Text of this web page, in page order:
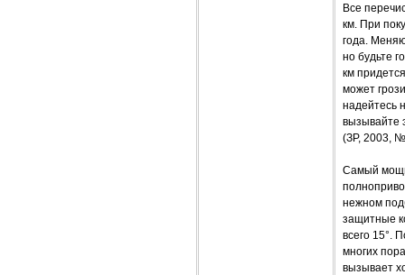
Все
км. При
года.
но будьте
км
может
надейтесь
вызывайте
(ЗР, 2003, №
Самый
нежном
защитные
всего 15°.
многих
вызывает